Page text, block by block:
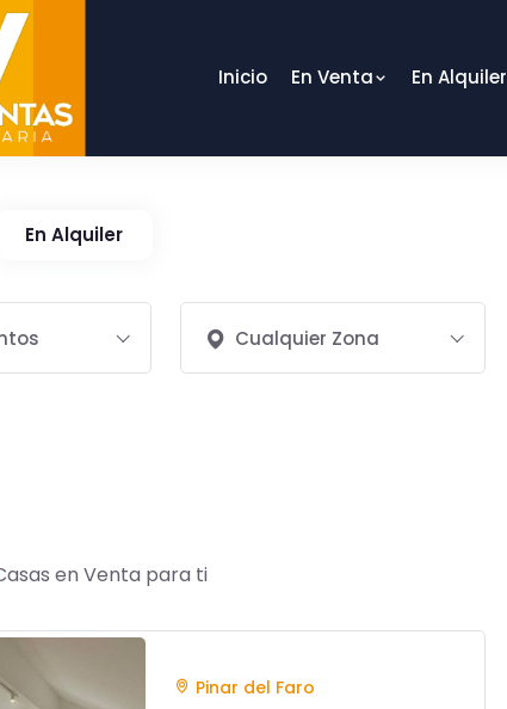
Inicio En Venta En Alquiler
En Alquiler
Cualquier Zona
en Venta para ti
Pinar del Faro